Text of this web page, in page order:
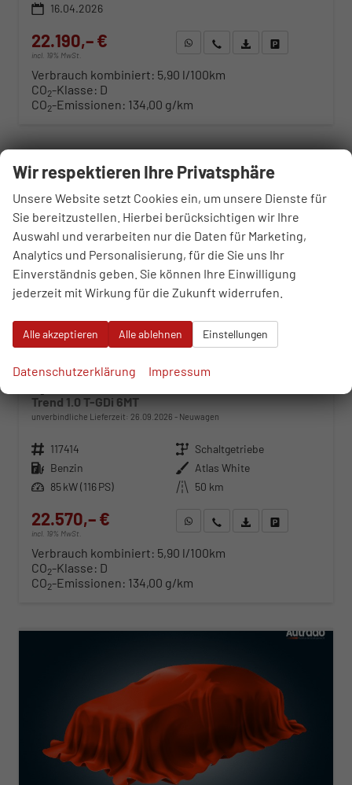
16.04.2026
22.190,– €
incl. 19% MwSt.
WhatsApp anfragen
Wir rufen Sie anFahrzeugexposé (PDF)
Verbrauch kombiniert: 5,90 l/100km
CO2-Klasse: D
CO2-Emissionen: 134,00 g/km
Trend 1.0 T-GDi 6MT
unverbindliche Lieferzeit: 26.09.2026 Neuwagen
Fahrzeugnr. 117414 Getriebe Schaltgetriebe
Kraftstoff Benzin Außenfarbe Atlas White
Leistung 85 kW (116 PS) Kilometerstand 50 km
22.570,– €
incl. 19% MwSt.
WhatsApp anfragen
Wir rufen Sie anFahrzeugexposé (PDF)
Verbrauch kombiniert: 5,90 l/100km
CO2-Klasse: D
CO2-Emissionen: 134,00 g/km
Wir respektieren Ihre Privatsphäre
Unsere Website setzt Cookies ein, um unsere Dienste für
Sie bereitzustellen. Hierbei berücksichtigen wir Ihre
Auswahl und verarbeiten nur die Daten für Marketing,
Analytics und Personalisierung, für die Sie uns Ihr
Einverständnis geben. Sie können Ihre Einwilligung
jederzeit mit Wirkung für die Zukunft widerrufen.
Alle akzeptieren Alle ablehnen Einstellungen
Datenschutzerklärung Impressum